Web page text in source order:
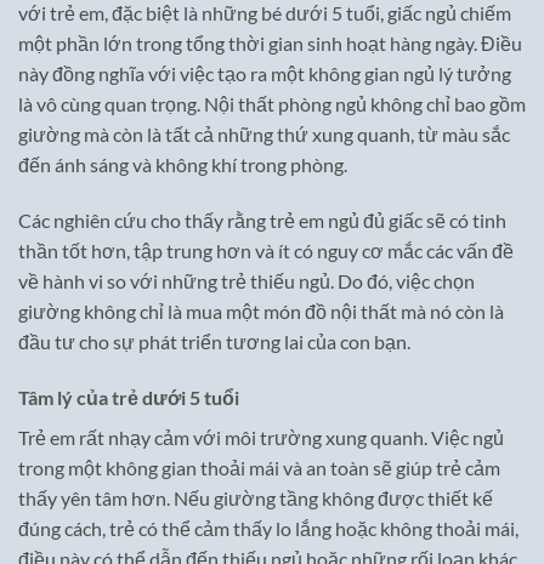
với trẻ em, đặc biệt là những bé dưới 5 tuổi, giấc ngủ chiếm
một phần lớn trong tổng thời gian sinh hoạt hàng ngày. Điều
này đồng nghĩa với việc tạo ra một không gian ngủ lý tưởng
là vô cùng quan trọng. Nội thất phòng ngủ không chỉ bao gồm
giường mà còn là tất cả những thứ xung quanh, từ màu sắc
đến ánh sáng và không khí trong phòng.
Các nghiên cứu cho thấy rằng trẻ em ngủ đủ giấc sẽ có tinh
thần tốt hơn, tập trung hơn và ít có nguy cơ mắc các vấn đề
về hành vi so với những trẻ thiếu ngủ. Do đó, việc chọn
giường không chỉ là mua một món đồ nội thất mà nó còn là
đầu tư cho sự phát triển tương lai của con bạn.
Tâm lý của trẻ dưới 5 tuổi
Trẻ em rất nhạy cảm với môi trường xung quanh. Việc ngủ
trong một không gian thoải mái và an toàn sẽ giúp trẻ cảm
thấy yên tâm hơn. Nếu giường tầng không được thiết kế
đúng cách, trẻ có thể cảm thấy lo lắng hoặc không thoải mái,
điều này có thể dẫn đến thiếu ngủ hoặc những rối loạn khác